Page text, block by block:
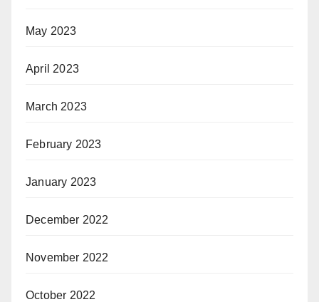
May 2023
April 2023
March 2023
February 2023
January 2023
December 2022
November 2022
October 2022